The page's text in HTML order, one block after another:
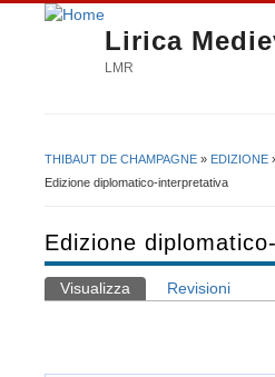
Lirica
LMR
Tu sei qui
THIBAUT DE CHAMPAGNE » EDIZIONE
Edizione diplomatico-interpretativa
Edizione
Schede primarie
Visualizza (scheda attiva)
Revisioni